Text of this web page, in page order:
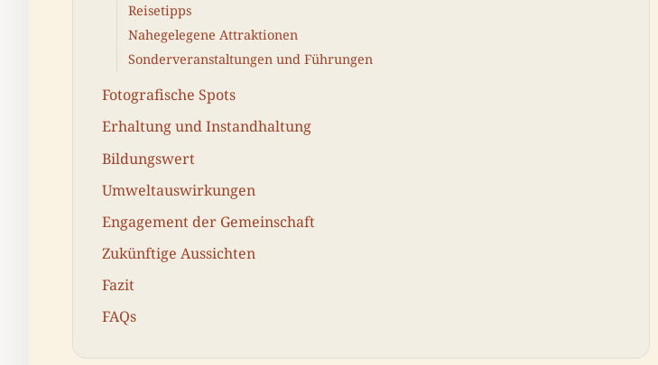
Reisetipps
Nahegelegene Attraktionen
Sonderveranstaltungen und Führungen
Fotografische Spots
Erhaltung und Instandhaltung
Bildungswert
Umweltauswirkungen
Engagement der Gemeinschaft
Zukünftige Aussichten
Fazit
FAQs